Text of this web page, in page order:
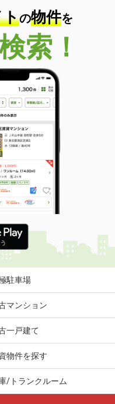
トの物件を
索！
駐車場
マンション
一戸建て
物件を探す
/トランクルーム